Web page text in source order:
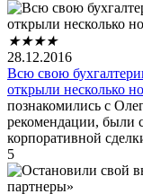
★★★★
28.12.2016
Всю свою
открыли несколько
познакомились с
рекомендации, были
корпоративной
5